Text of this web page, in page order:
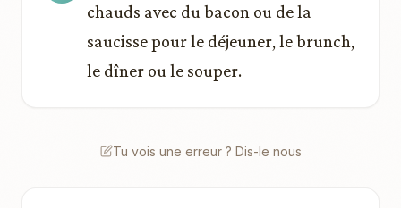
chauds avec du bacon ou de la
saucisse pour le déjeuner, le brunch,
le dîner ou le souper.
Tu vois une erreur ? Dis-le nous